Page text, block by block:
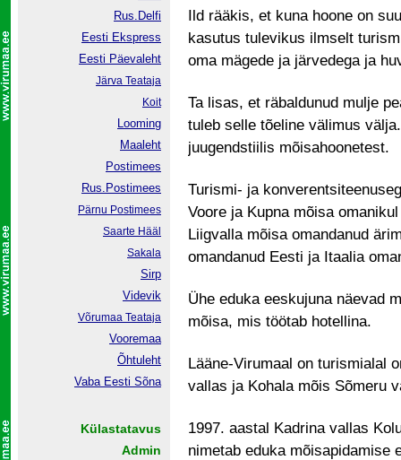
Ild rääkis, et kuna hoone on
kasutus tulevikus ilmselt
oma mägede ja järvedega ja
Ta lisas, et räbaldunud mulje
tuleb selle tõeline välimus
juugendstiilis mõisahoonetest.
Turismi- ja
Voore ja Kupna mõisa
Liigvalla mõisa omandanud
omandanud Eesti ja Itaalia
Ühe eduka eeskujuna näevad
mõisa, mis töötab hotellina.
Lääne-Virumaal on turismialal
vallas ja Kohala mõis Sõmeru
1997. aastal Kadrina vallas
nimetab eduka mõisapidamise
Rus.Delfi
Eesti Ekspress
Eesti Päevaleht
Järva Teataja
Koit
Looming
Maaleht
Postimees
Rus.Postimees
Pärnu Postimees
Saarte Hääl
Sakala
Sirp
Videvik
Võrumaa Teataja
Vooremaa
Õhtuleht
Vaba Eesti Sõna
Külastatavus
Admin